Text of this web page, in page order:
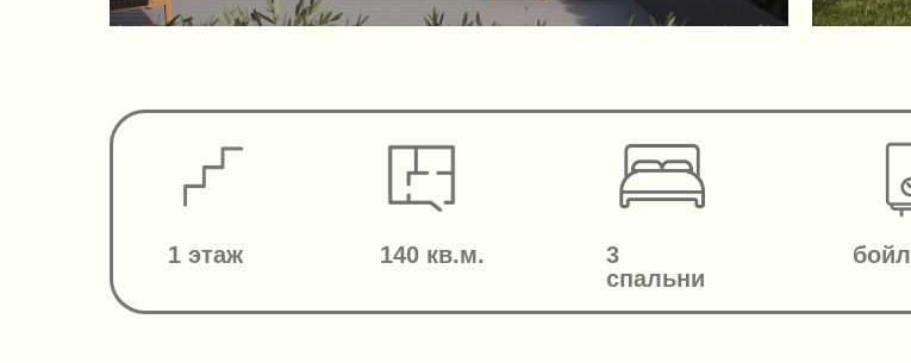
3
спальни
140 кв.м.
1 этаж